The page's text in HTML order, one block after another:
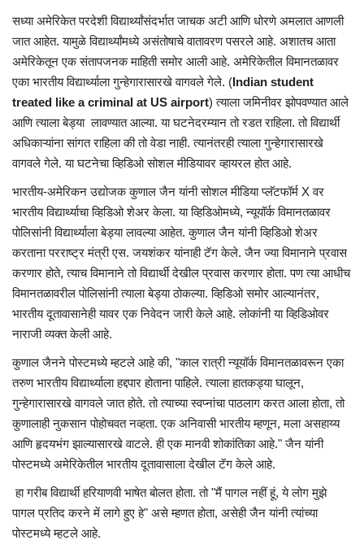
सध्या अमेरिकेत परदेशी विद्यार्थ्यांसंदर्भात जाचक अटी आणि धोरणे अमलात आणली
जात आहेत. यामुळे विद्यार्थ्यांमध्ये असंतोषाचे वातावरण पसरले आहे. अशातच आता
अमेरिकेतून एक संतापजनक माहिती समोर आली आहे. अमेरिकेतील विमानतळावर
एका भारतीय विद्यार्थ्याला गुन्हेगारासारखे वागवले गेले. (Indian student
treated like a criminal at US airport) त्याला जमिनीवर झोपवण्यात आले
आणि त्याला बेड्या लावण्यात आल्या. या घटनेदरम्यान तो रडत राहिला. तो विद्यार्थी
अधिकाऱ्यांना सांगत राहिला की तो वेडा नाही. त्यानंतरही त्याला गुन्हेगारासारखे
वागवले गेले. या घटनेचा व्हिडिओ सोशल मीडियावर व्हायरल होत आहे.
भारतीय-अमेरिकन उद्योजक कुणाल जैन यांनी सोशल मीडिया प्लॅटफॉर्म X वर
भारतीय विद्यार्थ्याचा व्हिडिओ शेअर केला. या व्हिडिओमध्ये, न्यूयॉर्क विमानतळावर
पोलिसांनी विद्यार्थ्याला बेड्या लावल्या आहेत. कुणाल जैन यांनी व्हिडिओ शेअर
करताना परराष्ट्र मंत्री एस. जयशंकर यांनाही टॅग केले. जैन ज्या विमानाने प्रवास
करणार होते, त्याच विमानाने तो विद्यार्थी देखील प्रवास करणार होता. पण त्या आधीच
विमानतळावरील पोलिसांनी त्याला बेड्या ठोकल्या. व्हिडिओ समोर आल्यानंतर,
भारतीय दूतावासानेही यावर एक निवेदन जारी केले आहे. लोकांनी या व्हिडिओवर
नाराजी व्यक्त केली आहे.
कुणाल जैनने पोस्टमध्ये म्हटले आहे की, "काल रात्री न्यूयॉर्क विमानतळावरून एका
तरुण भारतीय विद्यार्थ्याला हद्दपार होताना पाहिले. त्याला हातकड्या घालून,
गुन्हेगारासारखे वागवले जात होते. तो त्याच्या स्वप्नांचा पाठलाग करत आला होता, तो
कुणालाही नुकसान पोहोचवत नव्हता. एक अनिवासी भारतीय म्हणून, मला असहाय्य
आणि हृदयभंग झाल्यासारखे वाटले. ही एक मानवी शोकांतिका आहे." जैन यांनी
पोस्टमध्ये अमेरिकेतील भारतीय दूतावासाला देखील टॅग केले आहे.
हा गरीब विद्यार्थी हरियाणवी भाषेत बोलत होता. तो "मैं पागल नहीं हूं, ये लोग मुझे
पागल प्रतिद करने में लागे हुए हे" असे म्हणत होता, असेही जैन यांनी त्यांच्या
पोस्टमध्ये म्हटले आहे.